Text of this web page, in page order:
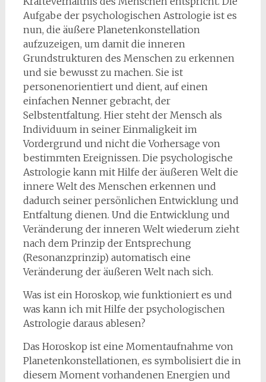
Aufgabe der psychologischen Astrologie ist es
nun, die äußere Planetenkonstellation
aufzuzeigen, um damit die inneren
Grundstrukturen des Menschen zu erkennen
und sie bewusst zu machen. Sie ist
personenorientiert und dient, auf einen
einfachen Nenner gebracht, der
Selbstentfaltung. Hier steht der Mensch als
Individuum in seiner Einmaligkeit im
Vordergrund und nicht die Vorhersage von
bestimmten Ereignissen. Die psychologische
Astrologie kann mit Hilfe der äußeren Welt die
innere Welt des Menschen erkennen und
dadurch seiner persönlichen Entwicklung und
Entfaltung dienen. Und die Entwicklung und
Veränderung der inneren Welt wiederum zieht
nach dem Prinzip der Entsprechung
(Resonanzprinzip) automatisch eine
Veränderung der äußeren Welt nach sich.
Was ist ein Horoskop, wie funktioniert es und
was kann ich mit Hilfe der psychologischen
Astrologie daraus ablesen?
Das Horoskop ist eine Momentaufnahme von
Planetenkonstellationen, es symbolisiert die in
diesem Moment vorhandenen Energien und